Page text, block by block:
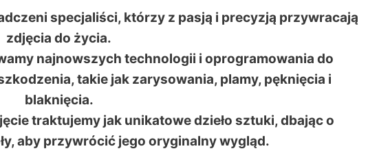
specjaliści, którzy z pasją i precyzją przywracają
zdjęcia do życia.
najnowszych technologii i oprogramowania do
takie jak zarysowania, plamy, pęknięcia i
blaknięcia.
traktujemy jak unikatowe dzieło sztuki, dbając o
aby przywrócić jego oryginalny wygląd.